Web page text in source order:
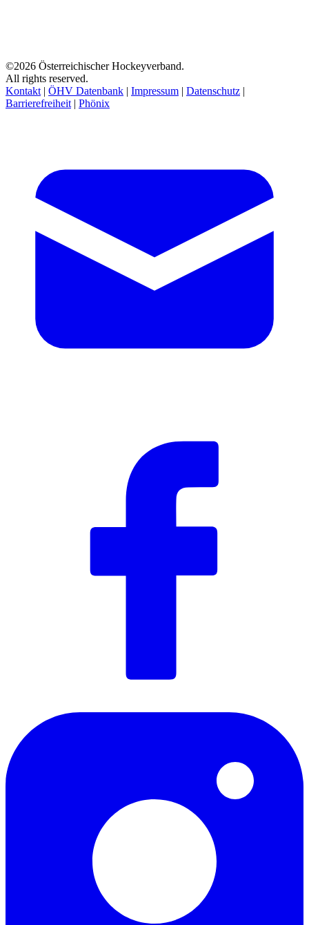
©2026 Österreichischer Hockeyverband.
All rights reserved.
Kontakt | ÖHV Datenbank | Impressum | Datenschutz |
Barrierefreiheit | Phönix